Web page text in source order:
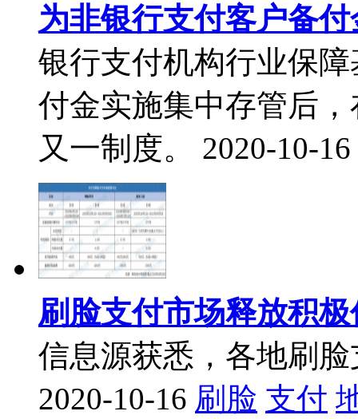
为非银行支付客户备
银行支付机构行业保
付金实施集中存管后
又一制度。
2020-10-16
刷脸支付市场释放积
信息源获悉，各地刷
2020-10-16 刷脸 支付